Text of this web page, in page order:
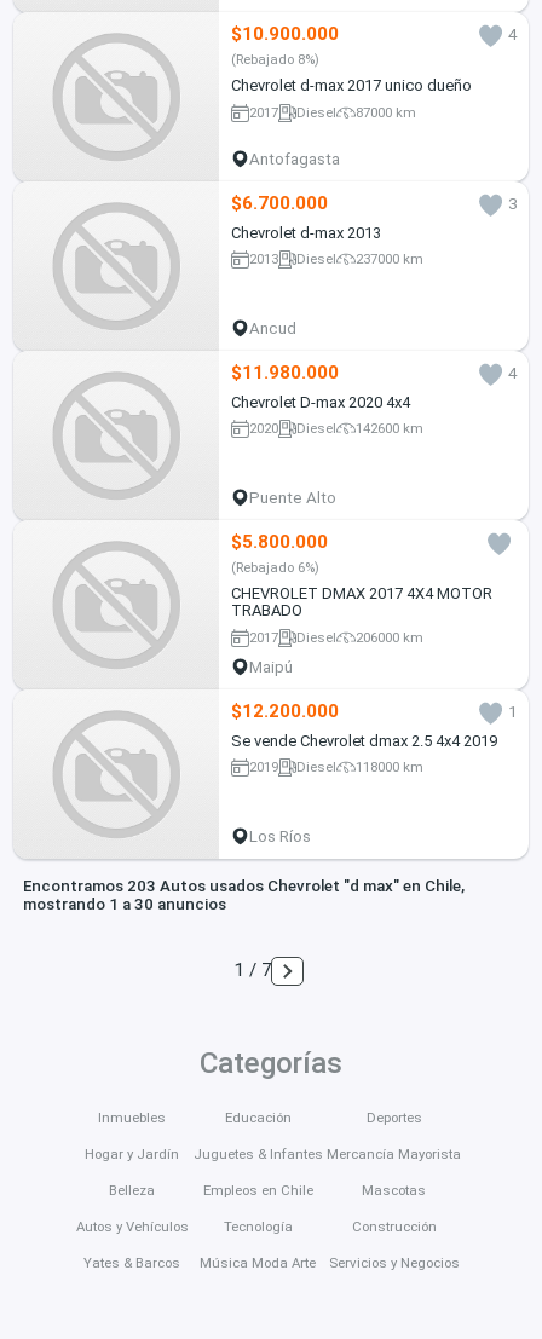
$10.900.000 4
(Rebajado 8%)
Chevrolet d-max 2017 unico dueño
2017 Diesel 87000 km
Antofagasta
$6.700.000
3
Chevrolet d-max 2013
2013 Diesel 237000 km
Ancud
$11.980.000
4
Chevrolet D-max 2020 4x4
2020 Diesel 142600 km
Puente Alto
$5.800.000
(Rebajado 6%)
CHEVROLET DMAX 2017 4X4 MOTOR
TRABADO
2017 Diesel 206000 km
Maipú
$12.200.000
1
Se vende Chevrolet dmax 2.5 4x4 2019
2019 Diesel 118000 km
Los Ríos
Encontramos 203 Autos usados Chevrolet "d max" en Chile,
mostrando 1 a 30 anuncios
1 / 7
Categorías
Inmuebles
Hogar y Jardín
Belleza
Autos y Vehículos
Yates & Barcos
Educación
Juguetes & Infantes
Empleos en Chile
Tecnología
Música Moda Arte
Deportes
Mercancía Mayorista
Mascotas
Construcción
Servicios y Negocios